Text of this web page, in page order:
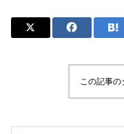
この記事